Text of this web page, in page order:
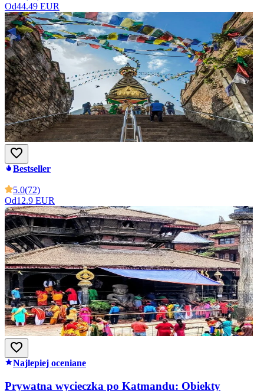
Od44.49 EUR
Bestseller
5.0(72)
Od12.9 EUR
Najlepiej oceniane
Prywatna wycieczka po Katmandu: Obiekty